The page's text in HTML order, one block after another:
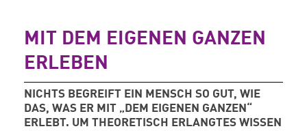
MIT DEM EIGENEN GANZEN
ERLEBEN
NICHTS BEGREIFT EIN MENSCH SO GUT, WIE
DAS, WAS ER MIT „DEM EIGENEN GANZEN“
ERLEBT. UM THEORETISCH ERLANGTES WISSEN